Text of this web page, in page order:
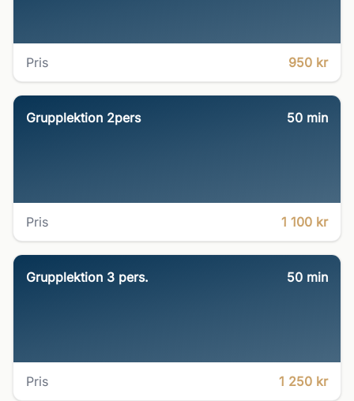
Pris 950 kr
Grupplektion 2pers 50 min
Pris 1 100 kr
Grupplektion 3 pers. 50 min
Pris 1 250 kr